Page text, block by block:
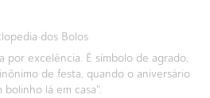
dos Bolos
por excelência. É símbolo de agrado,
de festa, quando o aniversário
bolinho lá em casa".